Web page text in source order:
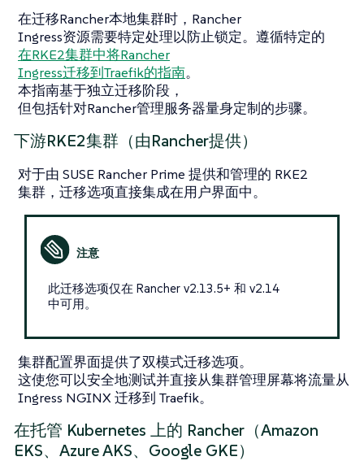
在迁移Rancher本地集群时，Rancher
Ingress资源需要特定处理以防止锁定。遵循特定的
在RKE2集群中将Rancher
Ingress迁移到Traefik的指南。
本指南基于独立迁移阶段，
但包括针对Rancher管理服务器量身定制的步骤。
下游RKE2集群（由Rancher提供）
对于由 SUSE Rancher Prime 提供和管理的 RKE2
集群，迁移选项直接集成在用户界面中。
此迁移选项仅在 Rancher v2.13.5+ 和 v2.14
中可用。
集群配置界面提供了双模式迁移选项。
这使您可以安全地测试并直接从集群管理屏幕将流量从
Ingress NGINX 迁移到 Traefik。
在托管 Kubernetes 上的 Rancher（Amazon
EKS、Azure AKS、Google GKE）